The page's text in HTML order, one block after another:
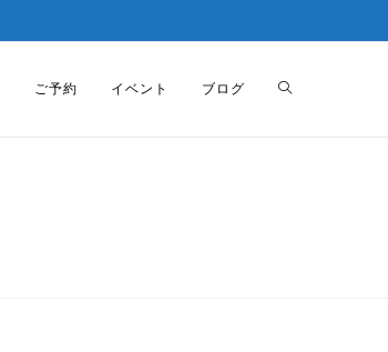
ご予約 イベント ブログ